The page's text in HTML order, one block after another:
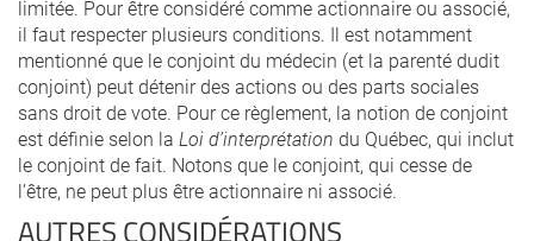
limitée. Pour être considéré comme actionnaire ou associé,
il faut respecter plusieurs conditions. Il est notamment
mentionné que le conjoint du médecin (et la parenté dudit
conjoint) peut détenir des actions ou des parts sociales
sans droit de vote. Pour ce règlement, la notion de conjoint
est définie selon la Loi d’interprétation du Québec, qui inclut
le conjoint de fait. Notons que le conjoint, qui cesse de
l’être, ne peut plus être actionnaire ni associé.
AUTRES CONSIDÉRATIONS